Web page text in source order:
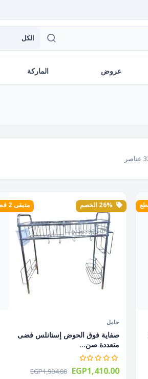
الكل
عروض الماركة
متبقى 2 قطع
حامل
صفاية فوق الحوض إستانلس فضى
متعددة صن...
EGP1,904.00 EGP1,410.00